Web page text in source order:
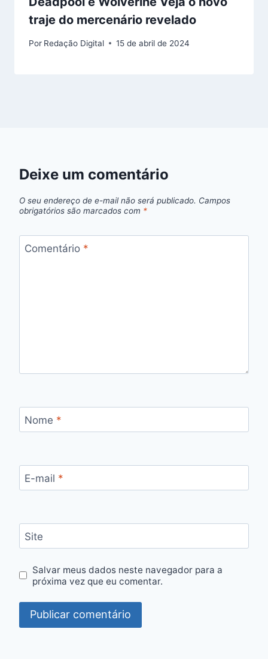
traje do mercenário revelado
Por Redação Digital 15 de abril de 2024
Deixe um comentário
O seu endereço de e-mail não será publicado. Campos
obrigatórios são marcados com *
Comentário *
Nome *
E-mail *
Site
Salvar meus dados neste navegador para a
próxima vez que eu comentar.